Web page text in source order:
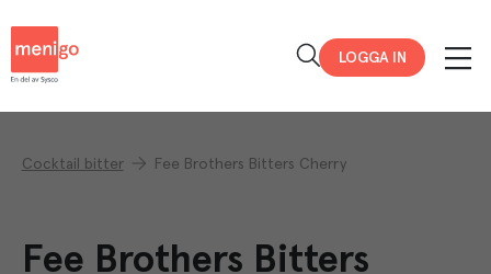
LOGGA IN
Cocktail bitter Fee Brothers Bitters Cherry
Fee Brothers Bitters